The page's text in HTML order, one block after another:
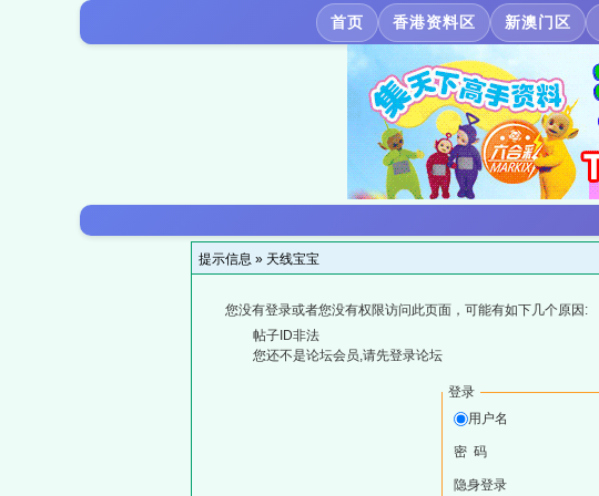
首页 香港资料区 新澳门区
提示信息 » 天线宝宝
您没有登录或者您没有权限访问此页面，可能有如下几个原因:
帖子ID非法
您还不是论坛会员,请先登录论坛
登录
用户名
密 码
隐身登录